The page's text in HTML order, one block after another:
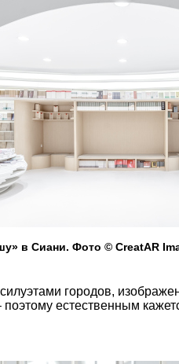
в Сиани. Фото © CreatAR
городов,
естественным